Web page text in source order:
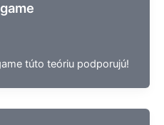
túto teóriu podporujú!